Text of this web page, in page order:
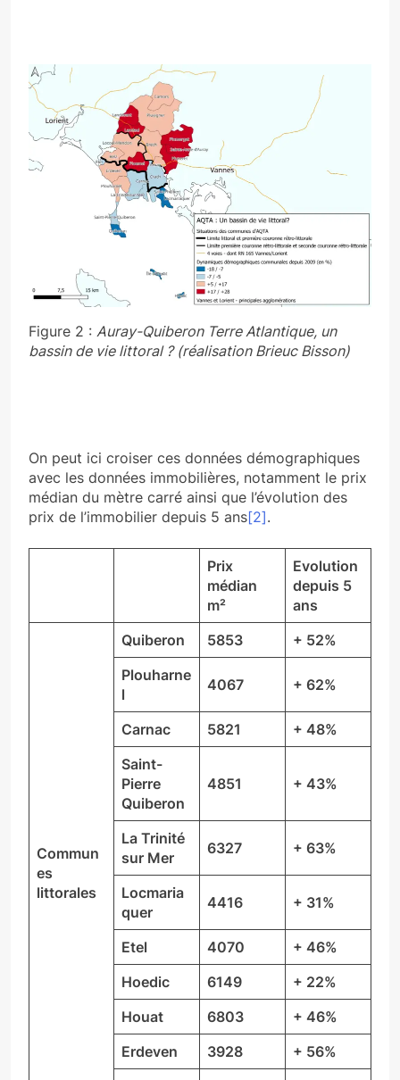
Figure 2 : Auray-Quiberon Terre Atlantique, un
bassin de vie littoral ? (réalisation Brieuc Bisson)
On peut ici croiser ces données démographiques
avec les données immobilières, notamment le prix
médian du mètre carré ainsi que l’évolution des
prix de l’immobilier depuis 5 ans[2].
Prix
médian
m²
Evolution
depuis 5
ans
Commun
es
littorales
Quiberon 5853
+ 52%
Plouharne
l
4067 + 62%
Carnac 5821
+ 48%
Saint-
Pierre
Quiberon
4851 + 43%
La Trinité
sur Mer
6327 + 63%
Locmaria
quer
4416 + 31%
Etel 4070
+ 46%
Hoedic
6149
+ 22%
Houat
6803
+ 46%
Erdeven
3928
+ 56%